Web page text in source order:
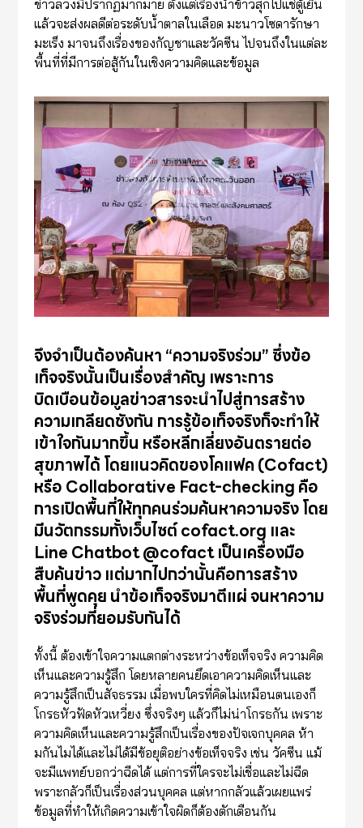
ข่าวลวงมีปรากฏมากมาย ตั้งแต่เรื่องนำข้าวสุกไปแช่ตู้เย็น
แล้วจะส่งผลดีต่อระดับน้ำตาลในเลือด มะนาวโซดารักษา
มะเร็ง มาจนถึงเรื่องของกัญชาและวัคซีน ไปจนถึงในแต่ละ
พื้นที่ที่มีการต่อสู้กันในเชิงความคิดและข้อมูล
จึงจำเป็นต้องค้นหา“ความจริงร่วม”ซึ่งข้อ
เท็จจริงนั้นเป็นเรื่องสำคัญ เพราะการ
บิดเบือนข้อมูลข่าวสารจะนำไปสู่การสร้าง
ความเกลียดชังกัน การรู้ข้อเท็จจริงก็จะทำให้
เข้าใจกันมากขึ้น หรือหลีกเลี่ยงอันตรายต่อ
สุขภาพได้ โดยแนวคิดของโคแฟค (Cofact)
หรือ Collaborative Fact-checking คือ
การเปิดพื้นที่ให้ทุกคนร่วมค้นหาความจริง โดย
มีนวัตกรรมทั้งเว็บไซต์ cofact.org และ
Line Chatbot @cofact เป็นเครื่องมือ
สืบค้นข่าว แต่มากไปกว่านั้นคือการสร้าง
พื้นที่พูดคุย นำข้อเท็จจริงมาตีแผ่ จนหาความ
จริงร่วมที่ยอมรับกันได้
ทั้งนี้ ต้องเข้าใจความแตกต่างระหว่างข้อเท็จจริง ความคิด
เห็นและความรู้สึก โดยหลายคนยึดเอาความคิดเห็นและ
ความรู้สึกเป็นสัจธรรม เมื่อพบใครที่คิดไม่เหมือนตนเองก็
โกรธหัวฟัดหัวเหวี่ยง ซึ่งจริงๆ แล้วก็ไม่น่าโกรธกัน เพราะ
ความคิดเห็นและความรู้สึกเป็นเรื่องของปัจเจกบุคคล ห้า
มกันไมได้และไม่ได้มีข้อยุติอย่างข้อเท็จจริง เช่น วัคซีน แม้
จะมีแพทย์บอกว่าฉีดได้ แต่การที่ใครจะไม่เชื่อและไม่ฉีด
พราะกลัวก็เป็นเรื่องส่วนบุคคล แต่หากกลัวแล้วเผยแพร่
ข้อมูลที่ทำให้เกิดความเข้าใจผิดก็ต้องตักเตือนกัน